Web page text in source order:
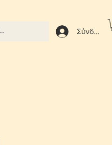
Σύνδεση